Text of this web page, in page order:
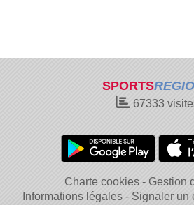
SPORTS
67333
Charte cookies
Gestion
Informations légales
Signaler un